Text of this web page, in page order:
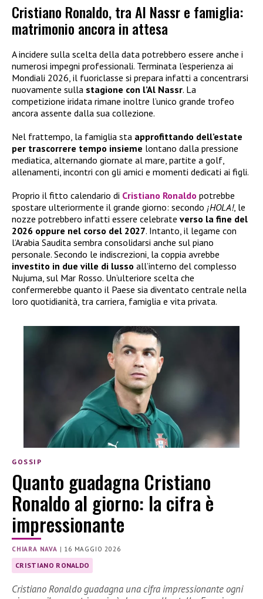
Cristiano Ronaldo, tra Al Nassr e famiglia:
matrimonio ancora in attesa
A incidere sulla scelta della data potrebbero essere anche i
numerosi impegni professionali. Terminata l’esperienza ai
Mondiali 2026, il fuoriclasse si prepara infatti a concentrarsi
nuovamente sulla stagione con l’Al Nassr. La
competizione iridata rimane inoltre l’unico grande trofeo
ancora assente dalla sua collezione.
Nel frattempo, la famiglia sta approfittando dell’estate
per trascorrere tempo insieme lontano dalla pressione
mediatica, alternando giornate al mare, partite a golf,
allenamenti, incontri con gli amici e momenti dedicati ai figli.
Proprio il fitto calendario di Cristiano Ronaldo potrebbe
spostare ulteriormente il grande giorno: secondo ¡HOLA!, le
nozze potrebbero infatti essere celebrate verso la fine del
2026 oppure nel corso del 2027. Intanto, il legame con
l’Arabia Saudita sembra consolidarsi anche sul piano
personale. Secondo le indiscrezioni, la coppia avrebbe
investito in due ville di lusso all’interno del complesso
Nujuma, sul Mar Rosso. Un’ulteriore scelta che
confermerebbe quanto il Paese sia diventato centrale nella
loro quotidianità, tra carriera, famiglia e vita privata.
GOSSIP
Quanto guadagna Cristiano
Ronaldo al giorno: la cifra è
impressionante
CHIARA NAVA | 16 MAGGIO 2026
CRISTIANO RONALDO
Cristiano Ronaldo guadagna una cifra impressionante ogni